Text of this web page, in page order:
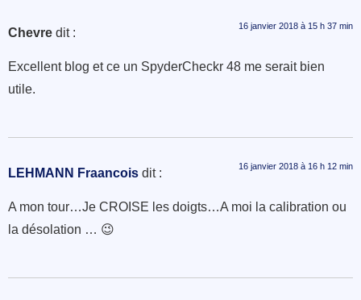
Chevre dit : 16 janvier 2018 à 15 h 37 min
Excellent blog et ce un SpyderCheckr 48 me serait bien
utile.
LEHMANN Fraancois dit : 16 janvier 2018 à 16 h 12 min
A mon tour…Je CROISE les doigts…A moi la calibration ou
la désolation … 😉